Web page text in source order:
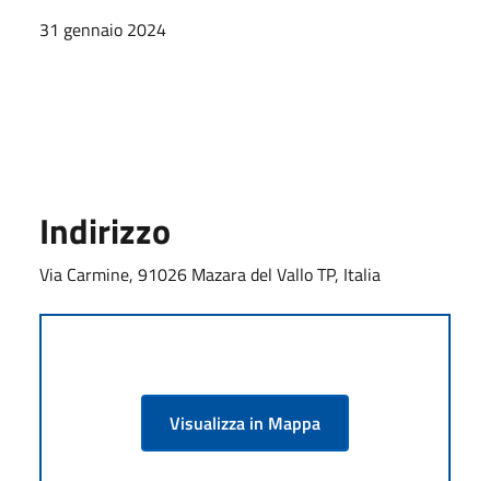
31 gennaio 2024
Indirizzo
Via Carmine, 91026 Mazara del Vallo TP, Italia
Visualizza in Mappa